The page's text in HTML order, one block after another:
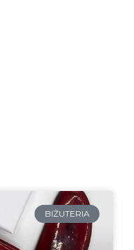
BIŻUTERIA